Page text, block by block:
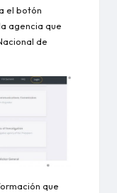
el botón
agencia que
de
que